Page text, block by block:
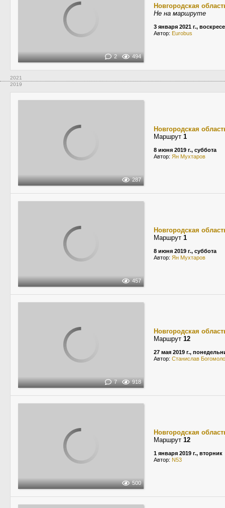
2 494
Новгородская
Не на маршруте
3 января 2021 г.,
Автор: Eurobus
2021
2019
287
Новгородская
Маршрут 1
8 июня 2019 г., суббота
Автор: Ян Мухтаров
457
Новгородская
Маршрут 1
8 июня 2019 г., суббота
Автор: Ян Мухтаров
7 918
Новгородская
Маршрут 12
27 мая 2019 г.,
Автор: Станислав
500
Новгородская
Маршрут 12
1 января 2019 г., вторник
Автор: N53